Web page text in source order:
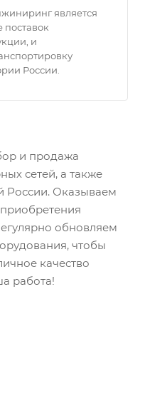
является
и
России.
и продажа
сетей, а также
России. Оказываем
обновляем
чтобы
качество
работа!